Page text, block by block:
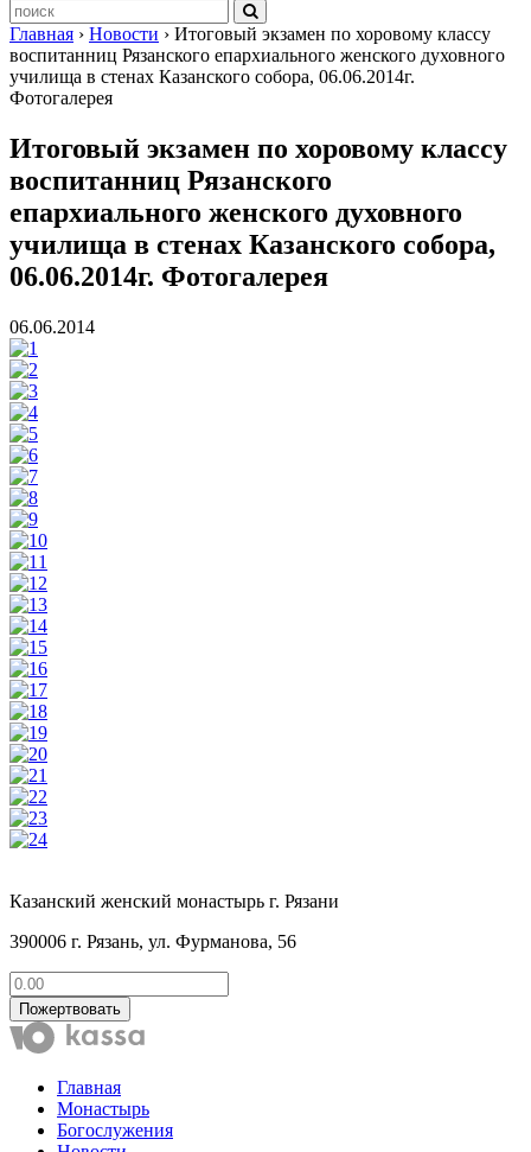
Главная › Новости › Итоговый экзамен по хоровому классу
воспитанниц Рязанского епархиального женского духовного
училища в стенах Казанского собора, 06.06.2014г.
Фотогалерея
Итоговый экзамен по хоровому классу
воспитанниц Рязанского
епархиального женского духовного
училища в стенах Казанского собора,
06.06.2014г. Фотогалерея
06.06.2014
Казанский женский монастырь г. Рязани
390006 г. Рязань, ул. Фурманова, 56
Пожертвовать
Главная
Монастырь
Богослужения